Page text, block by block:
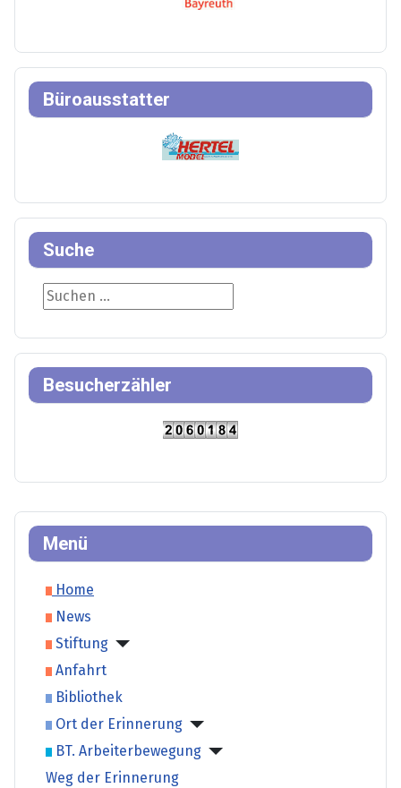
Menü
Home
News
Stiftung
Anfahrt
Bibliothek
Ort der Erinnerung
BT. Arbeiterbewegung
Weg der Erinnerung
Büroausstatter
Suche
Suche
Besucherzähler